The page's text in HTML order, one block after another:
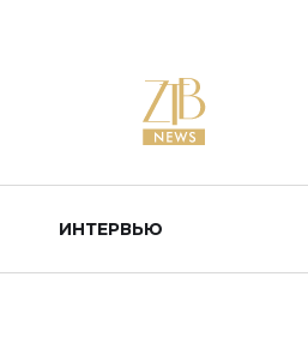
ИНТЕРВЬЮ